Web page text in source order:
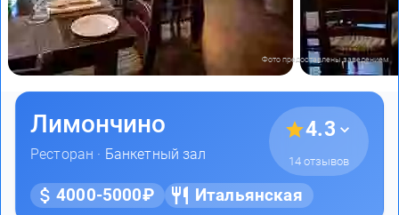
Фото предоставлены заведением
Лимончино
Ресторан · Банкетный зал
4.3
14 отзывов
4000-5000₽ Итальянская